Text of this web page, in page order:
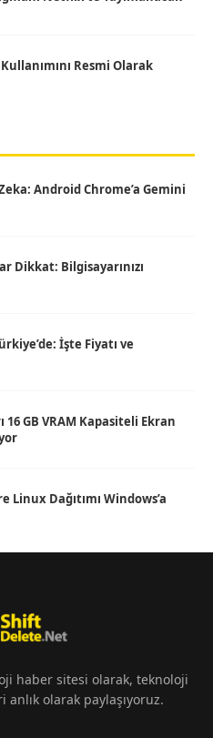
Resmi Olarak
Android Chrome’a Gemini
Dikkat: Bilgisayarınızı
İşte Fiyatı ve
GB VRAM Kapasiteli Ekran
Linux Dağıtımı Windows’a
haber sitesi olarak, teknoloji
olarak paylaşıyoruz.